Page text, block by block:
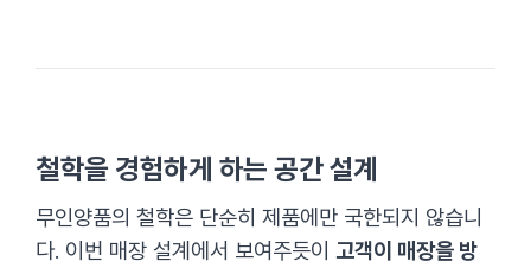
철학을 경험하게 하는 공간 설계
무인양품의 철학은 단순히 제품에만 국한되지 않습니
다. 이번 매장 설계에서 보여주듯이 고객이 매장을 방